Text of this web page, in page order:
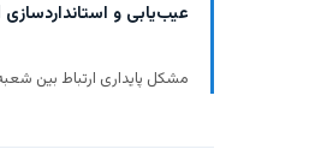
عیب‌یابی و استانداردسازی VPN سایت‌به‌سایت
مشکل پایداری ارتباط بین